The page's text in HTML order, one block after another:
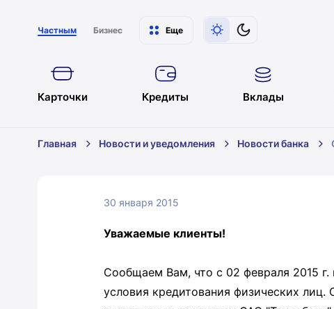
Частным Бизнес Еще
Карточки Кредиты Вклады
Главная Новости и уведомления Новости банка
30 января 2015
Уважаемые клиенты!
Сообщаем Вам, что с 02 февраля 2015
условия кредитования физических